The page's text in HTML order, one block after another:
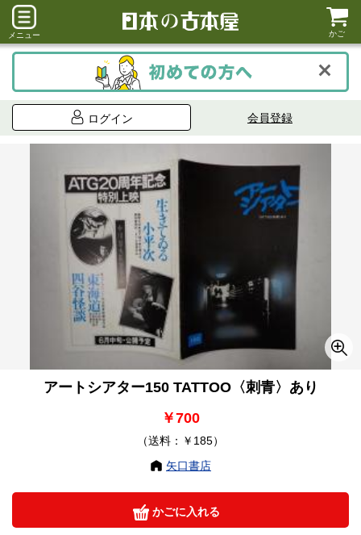
メニュー かご
ログイン 会員登録
アートシアター150 TATTOO〈刺青〉あり
￥700
（送料：￥185）
矢口書店
かごに入れる